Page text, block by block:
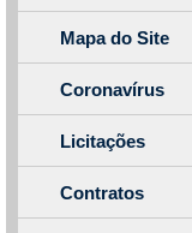
Mapa do Site
Coronavírus
Licitações
Contratos